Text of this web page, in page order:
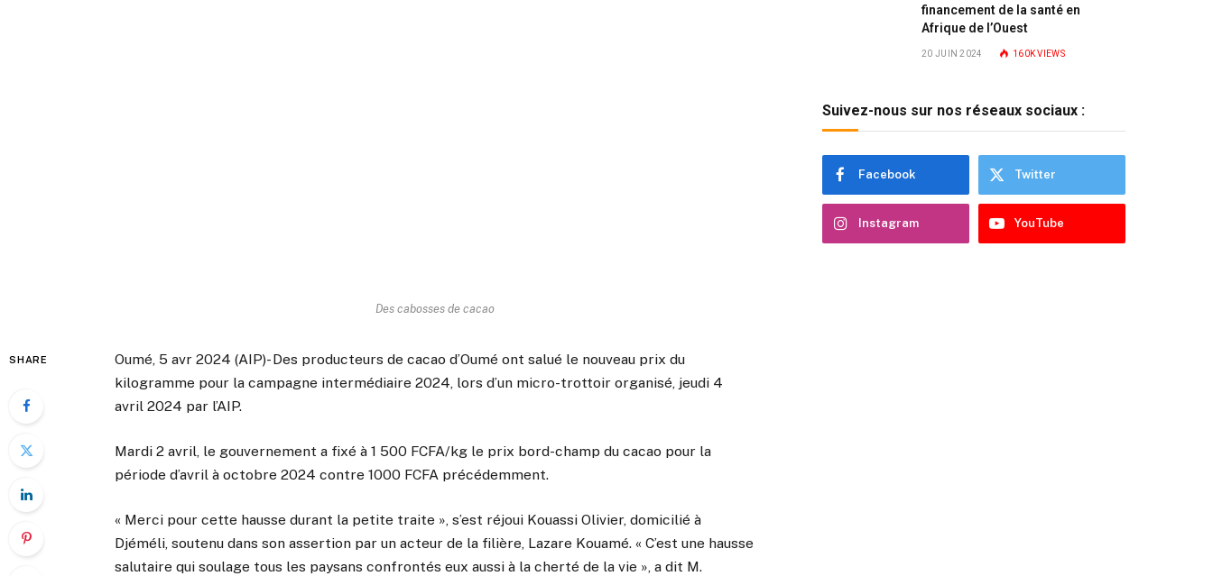
Des cabosses de cacao
SHARE
Oumé, 5 avr 2024 (AIP)- Des producteurs de cacao d’Oumé ont salué le nouveau prix du
kilogramme pour la campagne intermédiaire 2024, lors d’un micro-trottoir organisé, jeudi 4
avril 2024 par l’AIP.
Mardi 2 avril, le gouvernement a fixé à 1 500 FCFA/kg le prix bord-champ du cacao pour la
période d’avril à octobre 2024 contre 1000 FCFA précédemment.
« Merci pour cette hausse durant la petite traite », s’est réjoui Kouassi Olivier, domicilié à
Djéméli, soutenu dans son assertion par un acteur de la filière, Lazare Kouamé. « C’est une hausse
salutaire qui soulage tous les paysans confrontés eux aussi à la cherté de la vie », a dit M.
financement de la santé en
Afrique de l’Ouest
20 JUIN 2024 160KVIEWS
Suivez-nous sur nos réseaux sociaux :
Facebook Twitter
Instagram YouTube